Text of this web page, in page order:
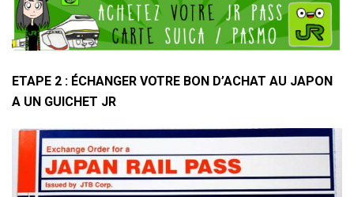
ETAPE 2 : ÉCHANGER VOTRE BON D’ACHAT AU JAPON
A UN GUICHET JR